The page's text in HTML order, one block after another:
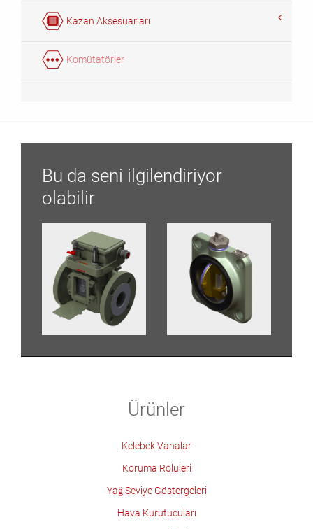
Kazan Aksesuarları
Komütatörler
Bu da seni ilgilendiriyor
olabilir
Ürünler
Kelebek Vanalar
Koruma Rölüleri
Yağ Seviye Göstergeleri
Hava Kurutucuları